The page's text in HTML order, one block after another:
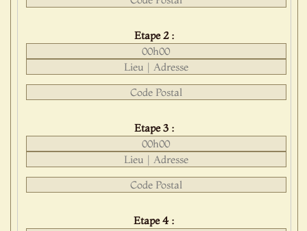
Etape 2 :
Etape 3 :
Etape 4 :